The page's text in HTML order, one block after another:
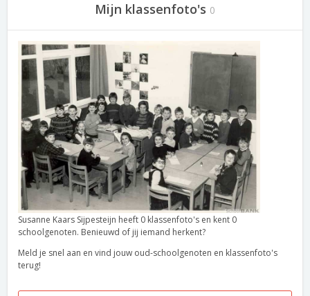
Mijn klassenfoto's 0
Susanne Kaars Sijpesteijn heeft 0 klassenfoto's en kent 0
schoolgenoten. Benieuwd of jij iemand herkent?
Meld je snel aan en vind jouw oud-schoolgenoten en klassenfoto's
terug!